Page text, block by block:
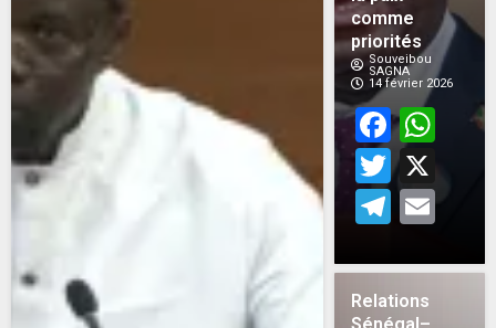
comme
priorités
Souveibou
SAGNA
14 février 2026
X
Relations